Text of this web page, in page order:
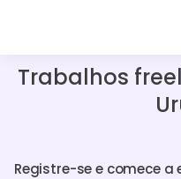
Trabalhos
Registre-se e comece